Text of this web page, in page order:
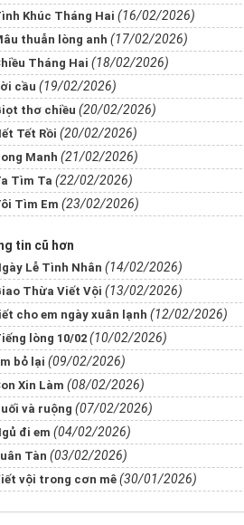
Khúc Tháng Hai (16/02/2026)
thuẫn lòng anh (17/02/2026)
Tháng Hai (18/02/2026)
cầu (19/02/2026)
thơ chiều (20/02/2026)
Tết Rồi (20/02/2026)
Manh (21/02/2026)
Tìm Ta (22/02/2026)
Tìm Em (23/02/2026)
tin cũ hơn
Lễ Tình Nhân (14/02/2026)
Thừa Viết Vội (13/02/2026)
cho em ngày xuân lạnh (12/02/2026)
lòng 10/02 (10/02/2026)
bỏ lại (09/02/2026)
Xin Làm (08/02/2026)
và ruộng (07/02/2026)
đi em (04/02/2026)
Tàn (03/02/2026)
vội trong cơn mê (30/01/2026)